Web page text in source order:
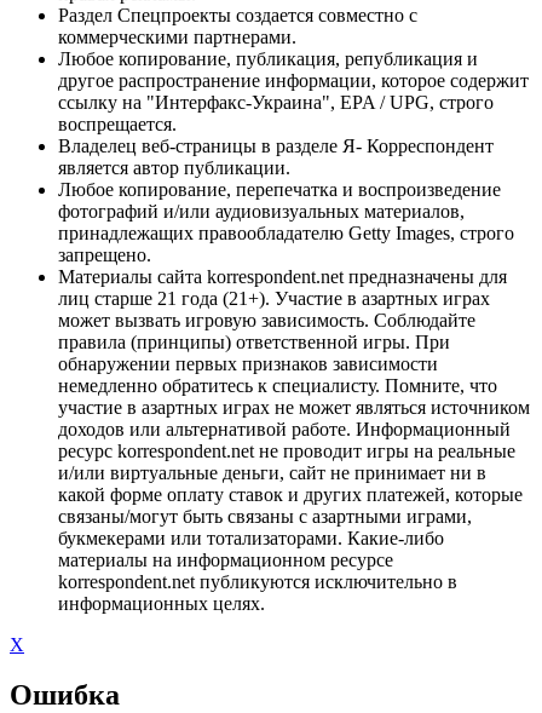
Раздел Спецпроекты создается совместно с
коммерческими партнерами.
Любое копирование, публикация, републикация и
другое распространение информации, которое содержит
ссылку на "Интерфакс-Украина", EPA / UPG, строго
воспрещается.
Владелец веб-страницы в разделе Я- Корреспондент
является автор публикации.
Любое копирование, перепечатка и воспроизведение
фотографий и/или аудиовизуальных материалов,
принадлежащих правообладателю Getty Images, строго
запрещено.
Материалы сайта korrespondent.net предназначены для
лиц старше 21 года (21+). Участие в азартных играх
может вызвать игровую зависимость. Соблюдайте
правила (принципы) ответственной игры. При
обнаружении первых признаков зависимости
немедленно обратитесь к специалисту. Помните, что
участие в азартных играх не может являться источником
доходов или альтернативой работе. Информационный
ресурс korrespondent.net не проводит игры на реальные
и/или виртуальные деньги, сайт не принимает ни в
какой форме оплату ставок и других платежей, которые
связаны/могут быть связаны с азартными играми,
букмекерами или тотализаторами. Какие-либо
материалы на информационном ресурсе
korrespondent.net публикуются исключительно в
информационных целях.
X
Ошибка